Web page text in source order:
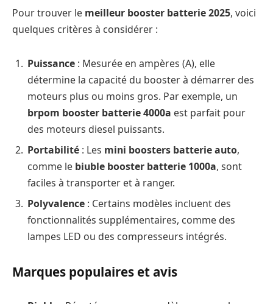
Pour trouver le meilleur booster batterie 2025, voici
quelques critères à considérer :
Puissance : Mesurée en ampères (A), elle
détermine la capacité du booster à démarrer des
moteurs plus ou moins gros. Par exemple, un
brpom booster batterie 4000a est parfait pour
des moteurs diesel puissants.
Portabilité : Les mini boosters batterie auto,
comme le biuble booster batterie 1000a, sont
faciles à transporter et à ranger.
Polyvalence : Certains modèles incluent des
fonctionnalités supplémentaires, comme des
lampes LED ou des compresseurs intégrés.
Marques populaires et avis